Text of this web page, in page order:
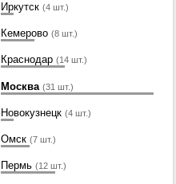
Иркутск (4 шт.)
Кемерово (8 шт.)
Краснодар (14 шт.)
Москва (31 шт.)
Новокузнецк (4 шт.)
Омск (7 шт.)
Пермь (12 шт.)